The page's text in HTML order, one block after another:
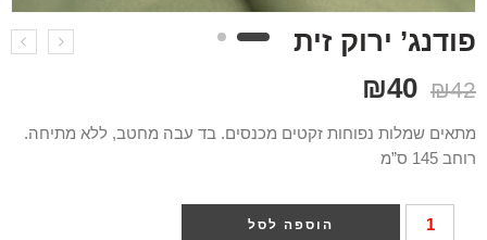
פודנג’ ירוק זית
₪42
₪40
מתאים שמלות נפוחות זקטים מכנסים. בד עבה מחטב, ללא מתיחה.
רוחב 145 ס”מ
הוספה לסל